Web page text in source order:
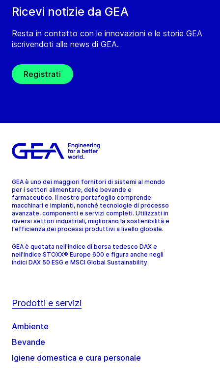
Ricevi notizie da GEA
Resta in contatto con le innovazioni e le storie GEA
iscrivendoti alle news di GEA.
Registrati
GEA è uno dei maggiori fornitori di sistemi al mondo
per i settori alimentare, delle bevande e
farmaceutico. Il nostro portafoglio comprende
macchinari e impianti, nonché tecnologie di processo
avanzate, componenti e servizi completi. Utilizzati in
diversi settori industriali, migliorano la sostenibilità e
l'efficienza dei processi produttivi a livello globale.
GEA è quotata nell'indice di borsa tedesco DAX e
nell'indice STOXX® Europe 600 e figura anche negli
indici DAX 50 ESG e MSCI Global Sustainability.
Prodotti e servizi
Ambiente
Bevande
Igiene domestica e cura personale